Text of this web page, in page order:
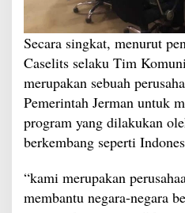
Secara singkat, menurut
Caselits selaku Tim
merupakan sebuah
Pemerintah Jerman untuk
program yang dilakukan
berkembang seperti
“kami merupakan
membantu negara-negara